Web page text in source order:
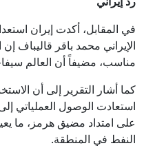
في المقابل، أكدت إيران
الإيراني محمد باقر قاليباف إن
مناسب، مضيفاً أن العالم
كما أشار التقرير إلى أن
على امتداد مضيق هرمز، ما
النفط في المنطقة.